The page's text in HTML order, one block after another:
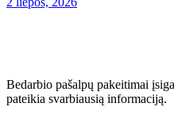
Bedarbio pašalpų pakeitimai
pateikia svarbiausią informaciją.